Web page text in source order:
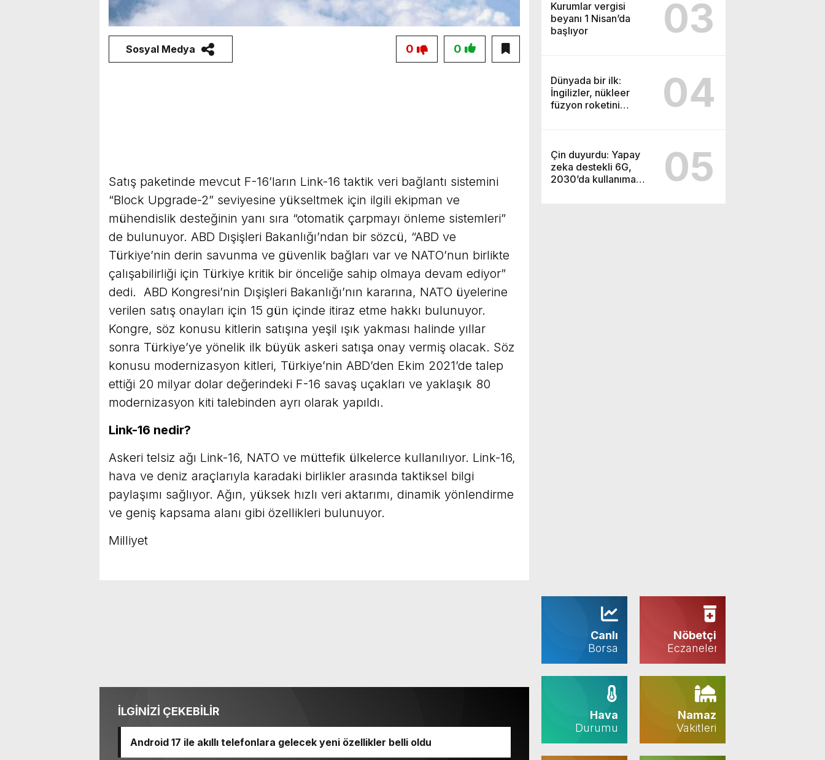
Kurumlar vergisi
beyanı 1 Nisan’da
başlıyor
03
Dünyada bir ilk:
İngilizler, nükleer
füzyon roketini
04
Çin duyurdu: Yapay
zeka destekli 6G,
2030’da kullanıma
05
Canlı
Borsa
Nöbetçi
Eczaneler
Hava
Durumu
Namaz
Vakitleri
Sosyal Medya 0
0
Satış paketinde mevcut F-16’ların Link-16 taktik veri bağlantı sistemini
“Block Upgrade-2” seviyesine yükseltmek için ilgili ekipman ve
mühendislik desteğinin yanı sıra “otomatik çarpmayı önleme sistemleri”
de bulunuyor. ABD Dışişleri Bakanlığı’ndan bir sözcü, “ABD ve
Türkiye’nin derin savunma ve güvenlik bağları var ve NATO’nun birlikte
çalışabilirliği için Türkiye kritik bir önceliğe sahip olmaya devam ediyor”
dedi. ABD Kongresi’nin Dışişleri Bakanlığı’nın kararına, NATO üyelerine
verilen satış onayları için 15 gün içinde itiraz etme hakkı bulunuyor.
Kongre, söz konusu kitlerin satışına yeşil ışık yakması halinde yıllar
sonra Türkiye’ye yönelik ilk büyük askeri satışa onay vermiş olacak. Söz
konusu modernizasyon kitleri, Türkiye’nin ABD’den Ekim 2021’de talep
ettiği 20 milyar dolar değerindeki F-16 savaş uçakları ve yaklaşık 80
modernizasyon kiti talebinden ayrı olarak yapıldı.
Link-16 nedir?
Askeri telsiz ağı Link-16, NATO ve müttefik ülkelerce kullanılıyor. Link-16,
hava ve deniz araçlarıyla karadaki birlikler arasında taktiksel bilgi
paylaşımı sağlıyor. Ağın, yüksek hızlı veri aktarımı, dinamik yönlendirme
ve geniş kapsama alanı gibi özellikleri bulunuyor.
Milliyet
İLGİNİZİ ÇEKEBİLİR
Android 17 ile akıllı telefonlara gelecek yeni özellikler belli oldu